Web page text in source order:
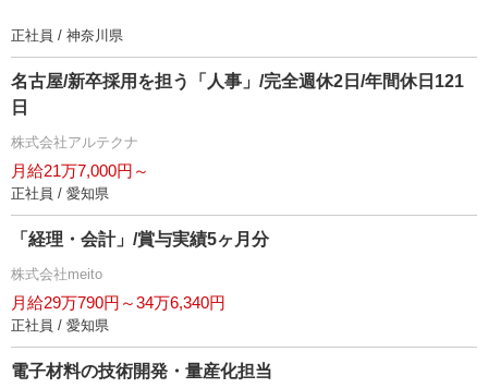
正社員 / 神奈川県
名古屋/新卒採用を担う「人事」/完全週休2日/年間休日121
日
株式会社アルテクナ
月給21万7,000円～
正社員 / 愛知県
「経理・会計」/賞与実績5ヶ月分
株式会社meito
月給29万790円～34万6,340円
正社員 / 愛知県
電子材料の技術開発・量産化担当